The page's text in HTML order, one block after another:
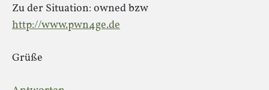
Zu der Situation: owned bzw
http://www.pwn4ge.de
Grüße